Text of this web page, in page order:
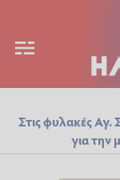
Στις φυλακές Αγ.
για την